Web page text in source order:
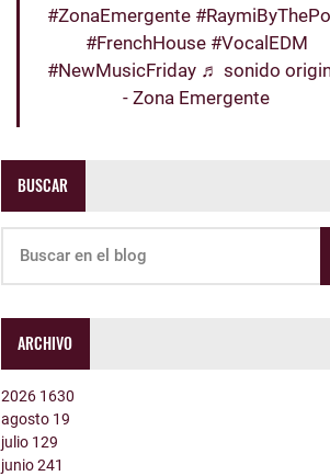
#ZonaEmergente
#FrenchHouse #VocalEDM
#NewMusicFriday ♬ sonido
- Zona Emergente
BUSCAR
ARCHIVO
2026 1630
agosto 19
julio 129
junio241